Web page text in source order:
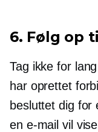
6. Følg op
Tag ikke for
har oprettet
besluttet dig for
en e-mail vil